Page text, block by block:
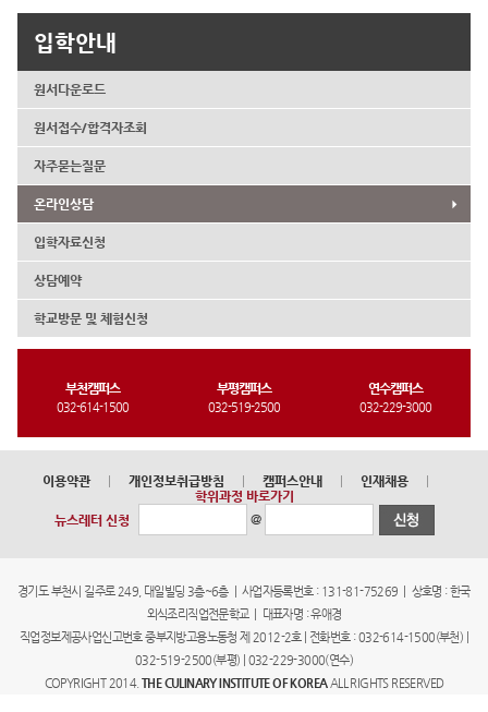
입학안내
원서다운로드
원서접수/합격자조회
자주묻는질문
온라인상담
입학자료신청
상담예약
학교방문 및 체험신청
부천캠퍼스
032-614-1500
부평캠퍼스
032-519-2500
연수캠퍼스
032-229-3000
이용약관 개인정보취급방침 캠퍼스안내 인재채용
학위과정 바로가기
뉴스레터 신청
@
경기도 부천시 길주로 249, 대일빌딩 3층~6층 | 사업자등록번호 : 131-81-75269 | 상호명 : 한국
외식조리직업전문학교 | 대표자명 : 유애경
직업정보제공사업신고번호 중부지방고용노동청 제 2012-2호 | 전화번호 : 032-614-1500(부천) |
032-519-2500(부평) | 032-229-3000(연수)
COPYRIGHT 2014. THE CULINARY INSTITUTE OF KOREAALL RIGHTS RESERVED